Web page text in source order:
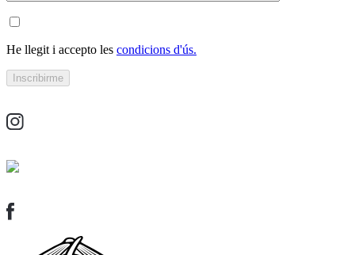
He llegit i accepto les condicions d'ús.